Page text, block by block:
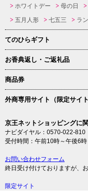
ホワイトデー
母の日
五月人形
七五三 ラ
てのひらギフト
お香典返し・ご返礼品
商品券
外商専用サイト（限定サイト
京王ネットショッピングに
ナビダイヤル：0570-022-810
受付時間：午前10時～午後6時
お問い合わせフォーム
終日受け付けておりますが、
限定サイト